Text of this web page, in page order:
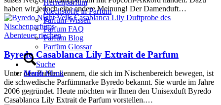
Herrenparfüm
Riechstoffe in Parfüm
Parfüm-Wissen
Parfum FAQ
Parfüm Blog
Parfüm Glossar
Suche
Menü Menü
haben wir jedoch eine andere Meinung! Der Damenduft…
Abenteuer riechen
Byredo Casablanca Lily Extrait de Parfum
Unter den Parfümkennern, die sich im Nischenbereich bewegen, ist
die schwedische Parfümmarke Byredo bekannt. Sie wurde im Jahre
2006 gegründet. Heute möchten wir Ihnen den Unisexduft Byredo
Casablanca Lily Extrait de Parfum vorstellen.…